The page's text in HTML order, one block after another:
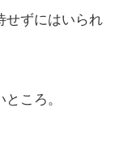
せずにはいられ
ころ。